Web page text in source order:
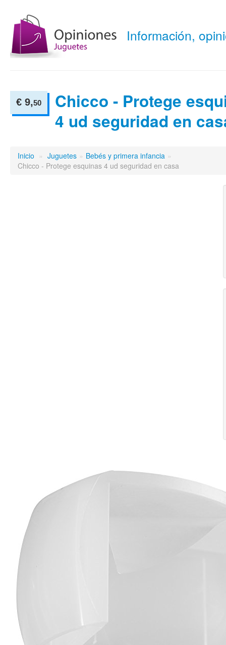
Información,
€ 9,50
Chicco - Protege
4 ud seguridad en
Inicio » Juguetes » Bebés y primera infancia »
Chicco - Protege esquinas 4 ud seguridad en casa